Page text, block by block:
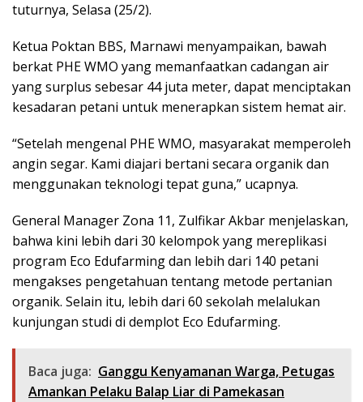
tuturnya, Selasa (25/2).
Ketua Poktan BBS, Marnawi menyampaikan, bawah
berkat PHE WMO yang memanfaatkan cadangan air
yang surplus sebesar 44 juta meter, dapat menciptakan
kesadaran petani untuk menerapkan sistem hemat air.
“Setelah mengenal PHE WMO, masyarakat memperoleh
angin segar. Kami diajari bertani secara organik dan
menggunakan teknologi tepat guna,” ucapnya.
General Manager Zona 11, Zulfikar Akbar menjelaskan,
bahwa kini lebih dari 30 kelompok yang mereplikasi
program Eco Edufarming dan lebih dari 140 petani
mengakses pengetahuan tentang metode pertanian
organik. Selain itu, lebih dari 60 sekolah melalukan
kunjungan studi di demplot Eco Edufarming.
Baca juga: Ganggu Kenyamanan Warga, Petugas
Amankan Pelaku Balap Liar di Pamekasan